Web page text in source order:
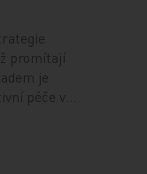
promítají
je
péče v…